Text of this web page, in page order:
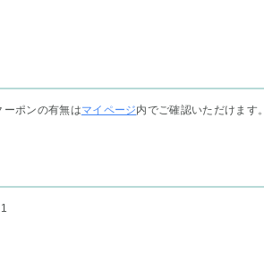
ーポンの有無はマイページ内でご確認いただけます。